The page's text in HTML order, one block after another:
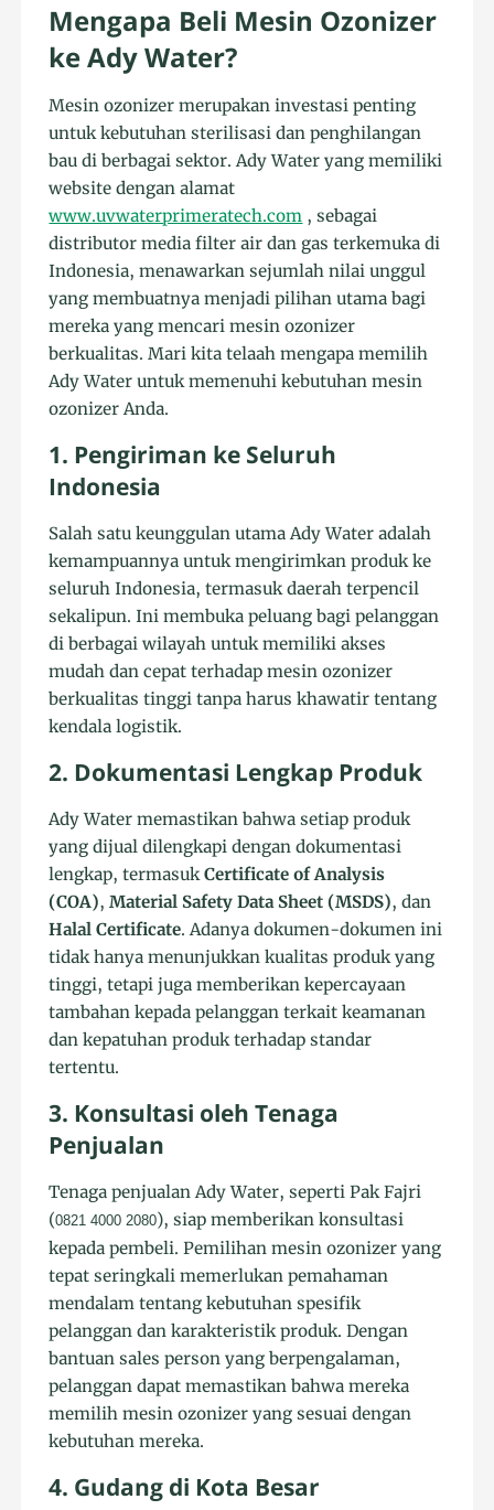
Mengapa Beli Mesin Ozonizer
ke Ady Water?
Mesin ozonizer merupakan investasi penting
untuk kebutuhan sterilisasi dan penghilangan
bau di berbagai sektor. Ady Water yang memiliki
website dengan alamat
www.uvwaterprimeratech.com , sebagai
distributor media filter air dan gas terkemuka di
Indonesia, menawarkan sejumlah nilai unggul
yang membuatnya menjadi pilihan utama bagi
mereka yang mencari mesin ozonizer
berkualitas. Mari kita telaah mengapa memilih
Ady Water untuk memenuhi kebutuhan mesin
ozonizer Anda.
1. Pengiriman ke Seluruh
Indonesia
Salah satu keunggulan utama Ady Water adalah
kemampuannya untuk mengirimkan produk ke
seluruh Indonesia, termasuk daerah terpencil
sekalipun. Ini membuka peluang bagi pelanggan
di berbagai wilayah untuk memiliki akses
mudah dan cepat terhadap mesin ozonizer
berkualitas tinggi tanpa harus khawatir tentang
kendala logistik.
2. Dokumentasi Lengkap Produk
Ady Water memastikan bahwa setiap produk
yang dijual dilengkapi dengan dokumentasi
lengkap, termasukCertificate of Analysis
(COA),Material Safety Data Sheet (MSDS), dan
Halal Certificate. Adanya dokumen-dokumen ini
tidak hanya menunjukkan kualitas produk yang
tinggi, tetapi juga memberikan kepercayaan
tambahan kepada pelanggan terkait keamanan
dan kepatuhan produk terhadap standar
tertentu.
3. Konsultasi oleh Tenaga
Penjualan
Tenaga penjualan Ady Water, seperti Pak Fajri
(0821 4000 2080), siap memberikan konsultasi
kepada pembeli. Pemilihan mesin ozonizer yang
tepat seringkali memerlukan pemahaman
mendalam tentang kebutuhan spesifik
pelanggan dan karakteristik produk. Dengan
bantuan sales person yang berpengalaman,
pelanggan dapat memastikan bahwa mereka
memilih mesin ozonizer yang sesuai dengan
kebutuhan mereka.
4. Gudang di Kota Besar